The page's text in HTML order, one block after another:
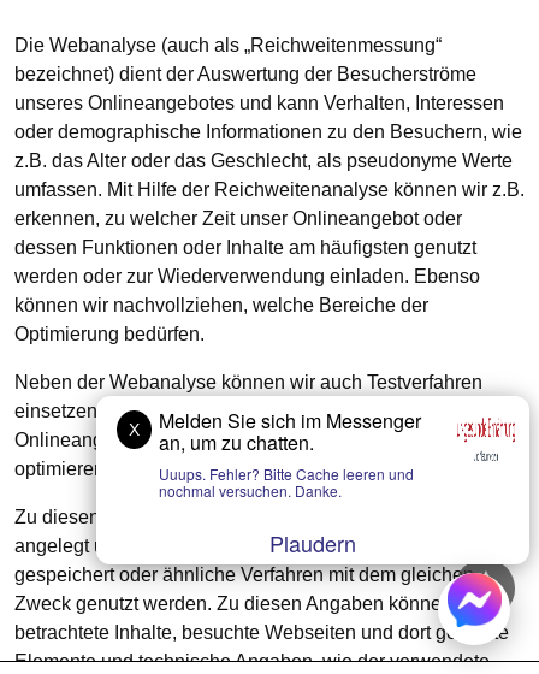
Die Webanalyse (auch als „Reichweitenmessung“
bezeichnet) dient der Auswertung der Besucherströme
unseres Onlineangebotes und kann Verhalten, Interessen
oder demographische Informationen zu den Besuchern, wie
z.B. das Alter oder das Geschlecht, als pseudonyme Werte
umfassen. Mit Hilfe der Reichweitenanalyse können wir z.B.
erkennen, zu welcher Zeit unser Onlineangebot oder
dessen Funktionen oder Inhalte am häufigsten genutzt
werden oder zur Wiederverwendung einladen. Ebenso
können wir nachvollziehen, welche Bereiche der
Optimierung bedürfen.
Neben der Webanalyse können wir auch Testverfahren
einsetzen, um z.B. unterschiedliche Versionen unseres
Onlineangebotes oder seiner Bestandteile zu testen und
optimieren.
Zu diesen Zwecken können sogenannte Nutzerprofile
angelegt und in einer Datei (sogenannte „Cookie“)
gespeichert oder ähnliche Verfahren mit dem gleichen
Zweck genutzt werden. Zu diesen Angaben können z.B.
betrachtete Inhalte, besuchte Webseiten und dort genutzte
Elemente und technische Angaben, wie der verwendete
Melden Sie sich im Messenger
an, um zu chatten.
Uuups. Fehler? Bitte Cache leeren und
nochmal versuchen. Danke.
X
Plaudern